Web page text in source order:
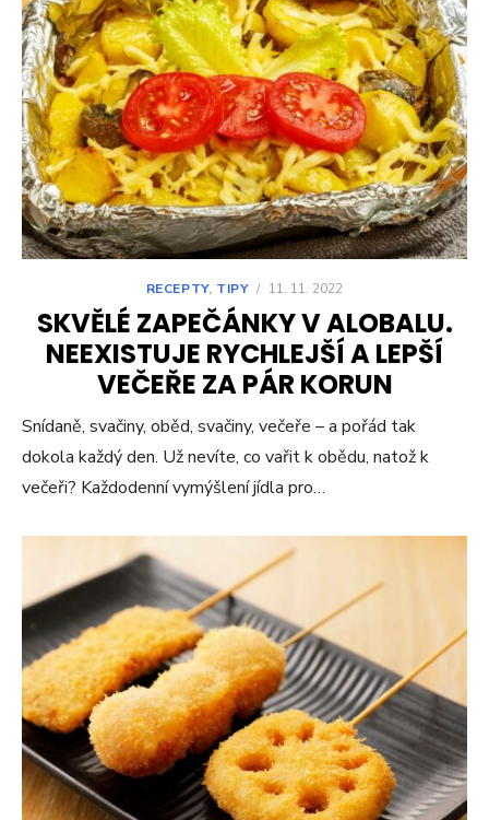
RECEPTY, TIPY / 11. 11. 2022
SKVĚLÉ ZAPEČÁNKY V ALOBALU.
NEEXISTUJE RYCHLEJŠÍ A LEPŠÍ
VEČEŘE ZA PÁR KORUN
Snídaně, svačiny, oběd, svačiny, večeře – a pořád tak
dokola každý den. Už nevíte, co vařit k obědu, natož k
večeři? Každodenní vymýšlení jídla pro…